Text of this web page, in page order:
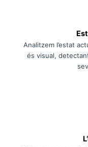
Analitzem l’estat
és visual,